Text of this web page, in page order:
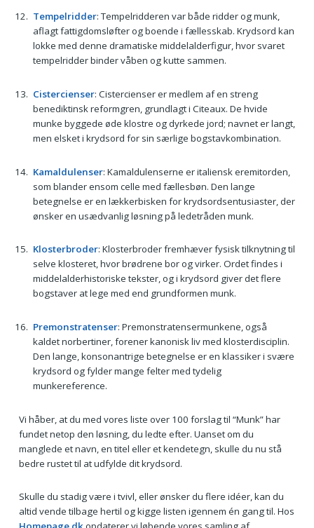
Tempelridder: Tempelridderen var både ridder og munk,
aflagt fattigdomsløfter og boende i fællesskab. Krydsord kan
lokke med denne dramatiske middelalderfigur, hvor svaret
tempelridder binder våben og kutte sammen.
Cistercienser: Cistercienser er medlem af en streng
benediktinsk reformgren, grundlagt i Citeaux. De hvide
munke byggede øde klostre og dyrkede jord; navnet er langt,
men elsket i krydsord for sin særlige bogstavkombination.
Kamaldulenser: Kamaldulenserne er italiensk eremitorden,
som blander ensom celle med fællesbøn. Den lange
betegnelse er en lækkerbisken for krydsordsentusiaster, der
ønsker en usædvanlig løsning på ledetråden munk.
Klosterbroder: Klosterbroder fremhæver fysisk tilknytning til
selve klosteret, hvor brødrene bor og virker. Ordet findes i
middelalderhistoriske tekster, og i krydsord giver det flere
bogstaver at lege med end grundformen munk.
Premonstratenser: Premonstratensermunkene, også
kaldet norbertiner, forener kanonisk liv med klosterdisciplin.
Den lange, konsonantrige betegnelse er en klassiker i svære
krydsord og fylder mange felter med tydelig
munkereference.
Vi håber, at du med vores liste over 100 forslag til “Munk” har
fundet netop den løsning, du ledte efter. Uanset om du
manglede et navn, en titel eller et kendetegn, skulle du nu stå
bedre rustet til at udfylde dit krydsord.
Skulle du stadig være i tvivl, eller ønsker du flere idéer, kan du
altid vende tilbage hertil og kigge listen igennem én gang til. Hos